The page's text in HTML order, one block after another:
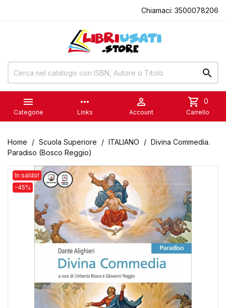
Chiamaci: 3500078206


Categorie
more_horiz
Links

Account
shopping_cart 0
Carrello
Home Scuola Superiore ITALIANO
Divina Commedia.
Paradiso (Bosco Reggio)
In saldo!
-45%